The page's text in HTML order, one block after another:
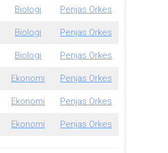
Biologi Penjas Orkes
Biologi Penjas Orkes
Biologi Penjas Orkes
Ekonomi Penjas Orkes
Ekonomi Penjas Orkes
Ekonomi Penjas Orkes